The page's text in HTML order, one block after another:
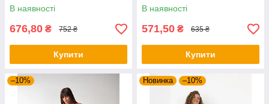
В наявності
676,80 ₴ 752 ₴
Купити
В наявності
571,50 ₴ 635 ₴
Купити
–10% Новинка –10%